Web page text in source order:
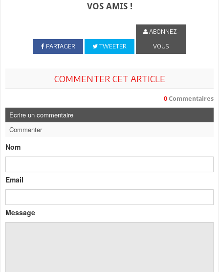
VOS AMIS !
PARTAGER TWEETER
ABONNEZ-
VOUS
COMMENTER CET ARTICLE
0 Commentaires
Ecrire un commentaire
Commenter
Nom
Email
Message